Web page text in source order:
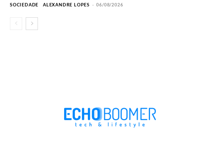
SOCIEDADE ALEXANDRE LOPES - 06/08/2026